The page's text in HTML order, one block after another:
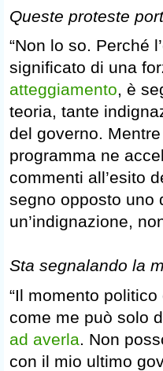
Queste proteste
“Non lo so. Perché
significato di una
atteggiamento, è
teoria, tante
del governo.
programma ne
commenti all’esito
segno opposto uno
un’indignazione,
Sta segnalando la
“Il momento
come me può solo
ad averla . Non
con il mio ultimo